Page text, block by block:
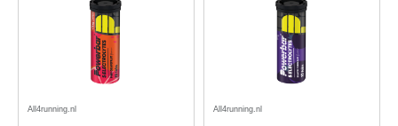
All4running.nl All4running.nl